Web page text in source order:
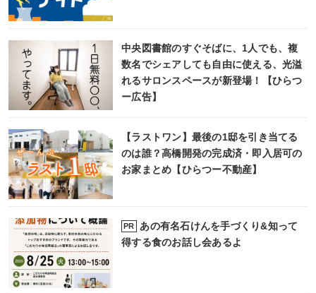
中央図書館のすぐそばに、1人でも、複
数名でシェアしても自由に使える、光溢
れるサロンスペースが新登場！【ひらつ
ー広告】
【ラストワン】最後の1邸を引き当てる
のは誰？高橋開発の完成済・即入居可の
お家まとめ【ひらつー不動産】
PR
あの有名石けんを手づくり&知って
得する食のお話し会あるよ